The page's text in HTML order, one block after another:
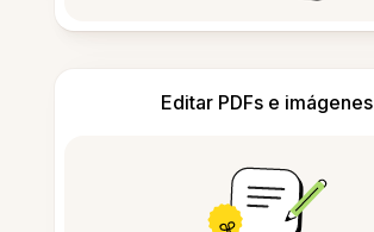
Editar PDFs e imágenes